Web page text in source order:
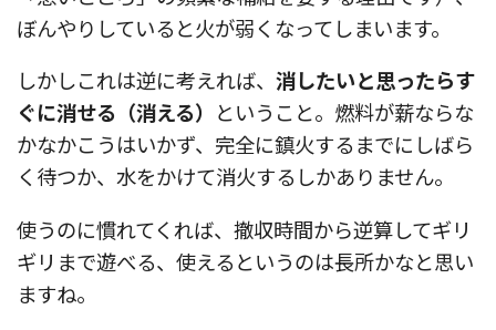
ぼんやりしていると火が弱くなってしまいます。
しかしこれは逆に考えれば、 消したいと思ったらす
ぐに消せる（消える） ということ。燃料が薪ならな
かなかこうはいかず、完全に鎮火するまでにしばら
く待つか、水をかけて消火するしかありません。
使うのに慣れてくれば、撤収時間から逆算してギリ
ギリまで遊べる、使えるというのは長所かなと思い
ますね。